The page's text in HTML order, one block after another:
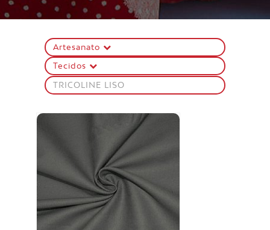
Artesanato
Tecidos
TRICOLINE LISO